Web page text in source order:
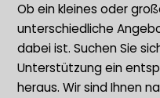
Ob ein kleines oder
unterschiedliche
dabei ist. Suchen Sie
Unterstützung ein
heraus. Wir sind Ihnen